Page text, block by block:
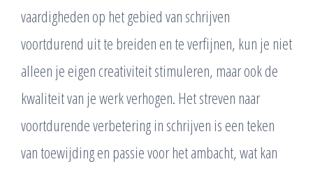
vaardigheden op het gebied van schrijven
voortdurend uit te breiden en te verfijnen, kun je niet
alleen je eigen creativiteit stimuleren, maar ook de
kwaliteit van je werk verhogen. Het streven naar
voortdurende verbetering in schrijven is een teken
van toewijding en passie voor het ambacht, wat kan